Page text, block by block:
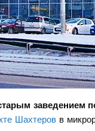
заведением
Шахтеров в